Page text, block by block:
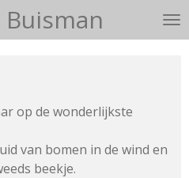
Buisman
op de wonderlijkste
van bomen in de wind en
beekje.